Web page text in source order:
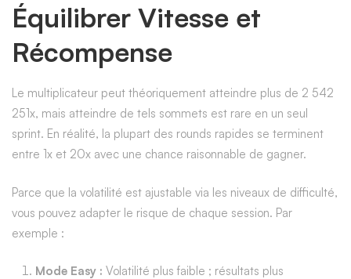
Équilibrer Vitesse et
Récompense
Le multiplicateur peut théoriquement atteindre plus de 2 542
251x, mais atteindre de tels sommets est rare en un seul
sprint. En réalité, la plupart des rounds rapides se terminent
entre 1x et 20x avec une chance raisonnable de gagner.
Parce que la volatilité est ajustable via les niveaux de difficulté,
vous pouvez adapter le risque de chaque session. Par
exemple :
Mode Easy : Volatilité plus faible ; résultats plus